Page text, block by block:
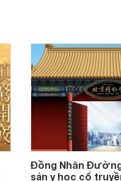
Đồng Nhân
sản y học cổ